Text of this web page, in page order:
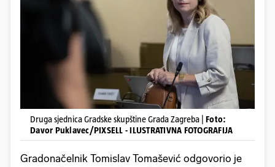
Druga sjednica Gradske skupštine Grada Zagreba | Foto:
Davor Puklavec/PIXSELL - ILUSTRATIVNA FOTOGRAFIJA
Gradonačelnik Tomislav Tomašević odgovorio je